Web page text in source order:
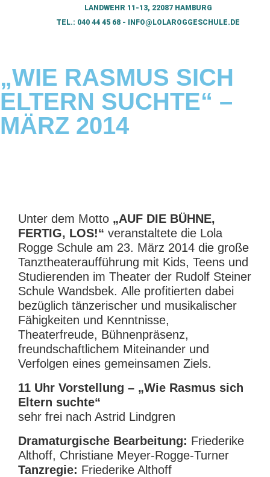
LANDWEHR 11-13, 22087 HAMBURG
TEL.: 040 44 45 68 - INFO@LOLAROGGESCHULE.DE​
„WIE RASMUS SICH
ELTERN SUCHTE“ –
MÄRZ 2014
Unter dem Motto „AUF DIE BÜHNE,
FERTIG, LOS!“ veranstaltete die Lola
Rogge Schule am 23. März 2014 die große
Tanztheateraufführung mit Kids, Teens und
Studierenden im Theater der Rudolf Steiner
Schule Wandsbek. Alle profitierten dabei
bezüglich tänzerischer und musikalischer
Fähigkeiten und Kenntnisse,
Theaterfreude, Bühnenpräsenz,
freundschaftlichem Miteinander und
Verfolgen eines gemeinsamen Ziels.
11 Uhr Vorstellung – „Wie Rasmus sich
Eltern suchte“
sehr frei nach Astrid Lindgren
Dramaturgische Bearbeitung: Friederike
Althoff, Christiane Meyer-Rogge-Turner
Tanzregie: Friederike Althoff